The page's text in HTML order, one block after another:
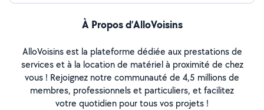
À Propos d’AlloVoisins
AlloVoisins est la plateforme dédiée aux prestations de
services et à la location de matériel à proximité de chez
vous ! Rejoignez notre communauté de 4,5 millions de
membres, professionnels et particuliers, et facilitez
votre quotidien pour tous vos projets !